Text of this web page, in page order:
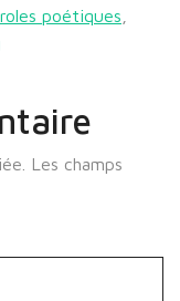
poétiques
Les champs